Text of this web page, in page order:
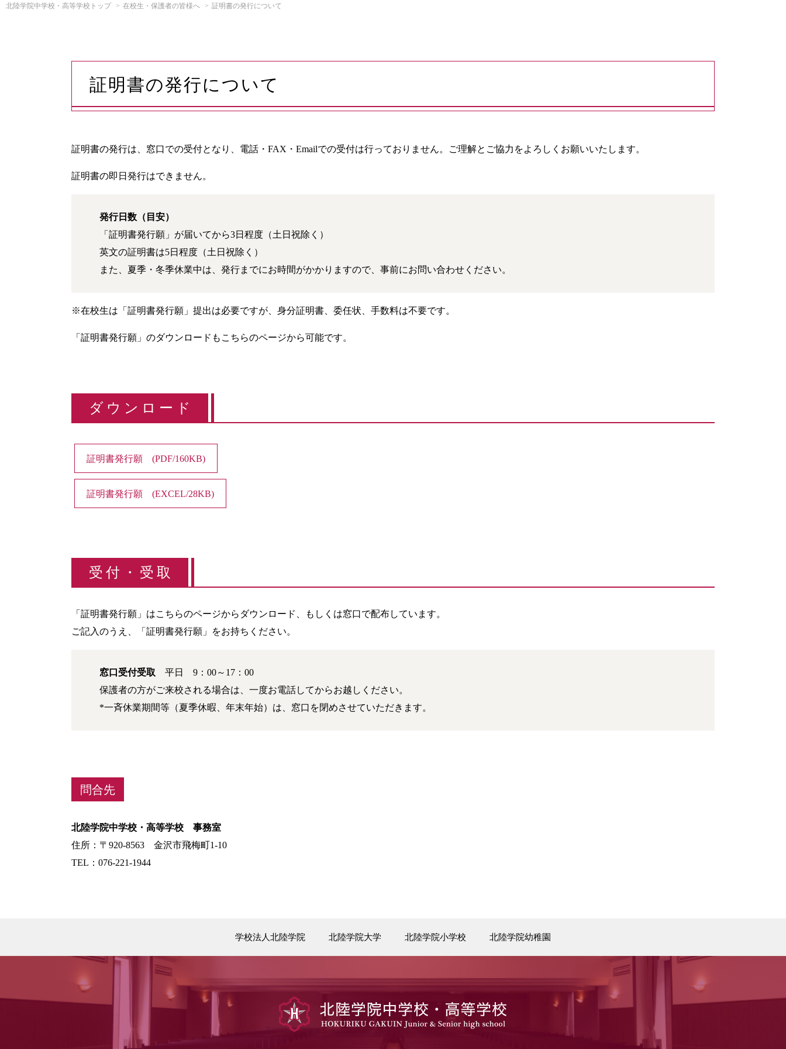
北陸学院中学校・高等学校トップ 在校生・保護者の皆様へ 証明書の発行について
証明書の発行について
証明書の発行は、窓口での受付となり、電話・FAX・Emailでの受付は行っておりません。ご理解とご協力をよろしくお願いいたします。
証明書の即日発行はできません。
発行日数（目安）
「証明書発行願」が届いてから3日程度（土日祝除く）
英文の証明書は5日程度（土日祝除く）
また、夏季・冬季休業中は、発行までにお時間がかかりますので、事前にお問い合わせください。
※在校生は「証明書発行願」提出は必要ですが、身分証明書、委任状、手数料は不要です。
「証明書発行願」のダウンロードもこちらのページから可能です。
ダウンロード
証明書発行願 (PDF/160KB)
証明書発行願 (EXCEL/28KB)
受付・受取
「証明書発行願」はこちらのページからダウンロード、もしくは窓口で配布しています。
ご記入のうえ、「証明書発行願」をお持ちください。
窓口受付受取 平日 9：00～17：00
保護者の方がご来校される場合は、一度お電話してからお越しください。
*一斉休業期間等（夏季休暇、年末年始）は、窓口を閉めさせていただきます。
問合先
北陸学院中学校・高等学校 事務室
住所：〒920-8563 金沢市飛梅町1-10
TEL：076-221-1944
学校法人北陸学院 北陸学院大学 北陸学院小学校 北陸学院幼稚園
北陸学院中学校・高等学校